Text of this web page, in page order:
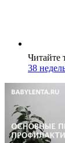
Читайте
38